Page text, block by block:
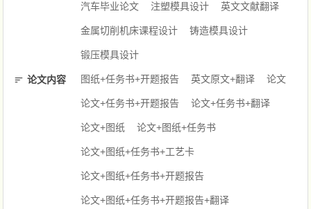
汽车毕业论文 注塑模具设计 英文文献翻译
金属切削机床课程设计 铸造模具设计
锻压模具设计
论文内容 图纸+任务书+开题报告 英文原文+翻译 论文
论文+任务书+开题报告 论文+任务书+翻译
论文+图纸 论文+图纸+任务书
论文+图纸+任务书+工艺卡
论文+图纸+任务书+开题报告
论文+图纸+任务书+开题报告+翻译